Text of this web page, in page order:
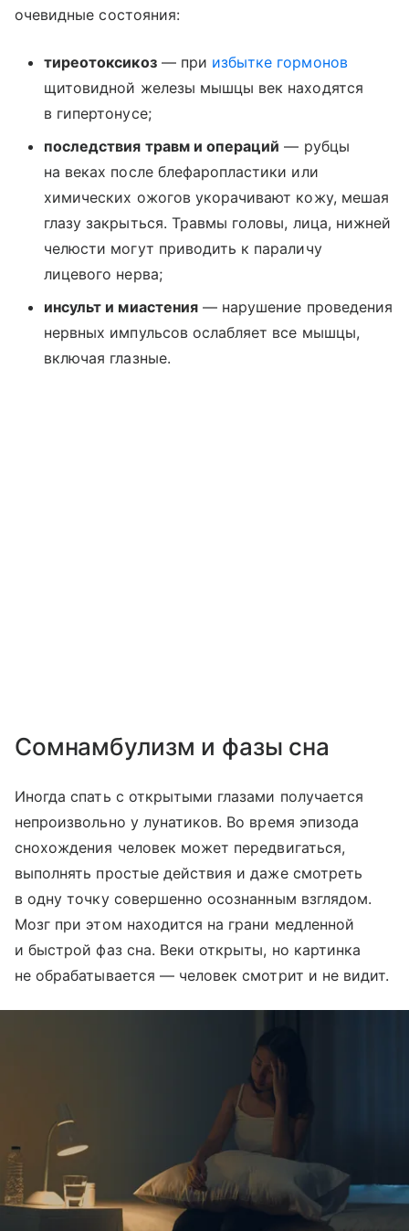
очевидные состояния:
тиреотоксикоз― при избытке гормонов
щитовидной железы мышцы век находятся
в гипертонусе;
последствия травм и операций ― рубцы
на веках после блефаропластики или
химических ожогов укорачивают кожу, мешая
глазу закрыться. Травмы головы, лица, нижней
челюсти могут приводить к параличу
лицевого нерва;
инсульт и миастения― нарушение проведения
нервных импульсов ослабляет все мышцы,
включая глазные.
Сомнамбулизм и фазы сна
Иногда спать с открытыми глазами получается
непроизвольно у лунатиков. Во время эпизода
снохождения человек может передвигаться,
выполнять простые действия и даже смотреть
в одну точку совершенно осознанным взглядом.
Мозг при этом находится на грани медленной
и быстрой фаз сна. Веки открыты, но картинка
не обрабатывается — человек смотрит и не видит.